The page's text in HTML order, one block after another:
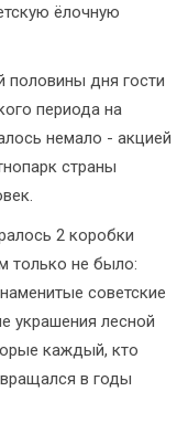
ёлочную
половины дня гости
периода на
немало - акцией
страны
2 коробки
только не было:
советские
украшения лесной
каждый, кто
в годы